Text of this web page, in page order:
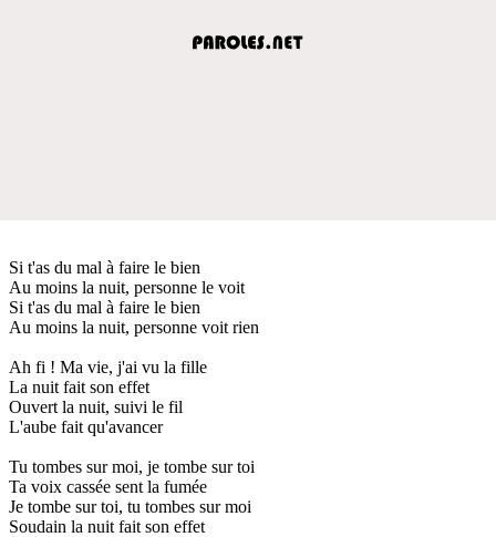
Si t'as du mal à faire le bien
Au moins la nuit, personne le voit
Si t'as du mal à faire le bien
Au moins la nuit, personne voit rien
Ah fi ! Ma vie, j'ai vu la fille
La nuit fait son effet
Ouvert la nuit, suivi le fil
L'aube fait qu'avancer
Tu tombes sur moi, je tombe sur toi
Ta voix cassée sent la fumée
Je tombe sur toi, tu tombes sur moi
Soudain la nuit fait son effet